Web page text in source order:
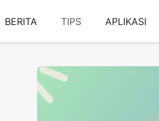
BERITA TIPS APLIKASI